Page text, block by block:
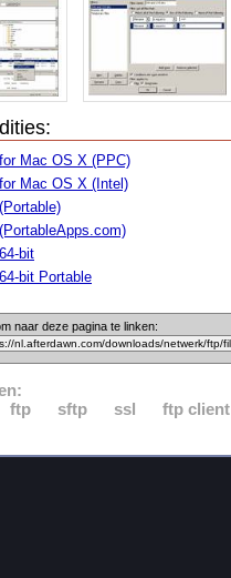
Mac OS X (PPC)
Mac OS X (Intel)
bit
bit Portable
naar deze pagina te linken:
ftp sftp ssl ftp client